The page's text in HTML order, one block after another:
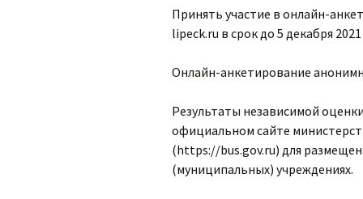
Принять участие в онлайн-
lipeck.ru в срок до 5 декабря 2021
Онлайн-анкетирование
Результаты независимой
официальном сайте
(https://bus.gov.ru) для
(муниципальных) учреждениях.